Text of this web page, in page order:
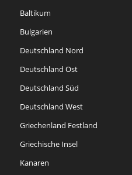
Baltikum
Bulgarien
Deutschland Nord
Deutschland Ost
Deutschland Süd
Deutschland West
Griechenland Festland
Griechische Insel
Kanaren